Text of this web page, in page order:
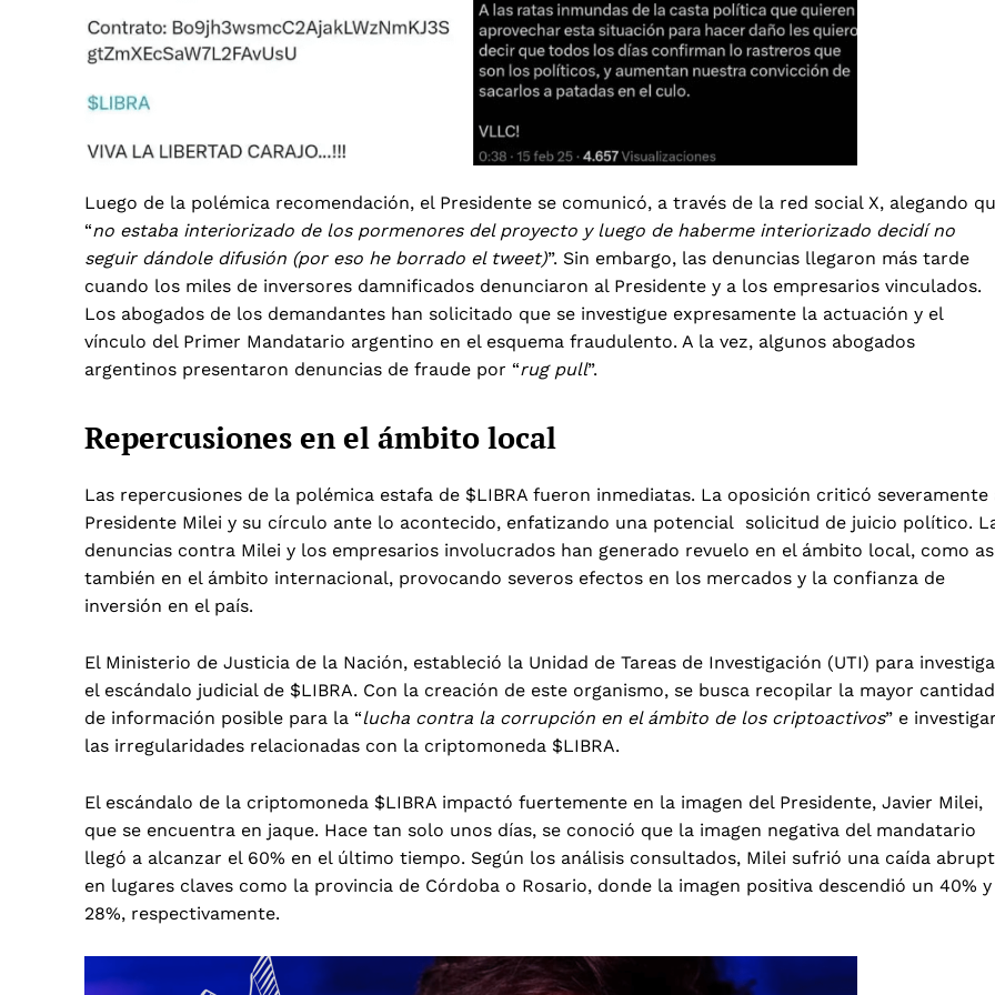
Luego de la polémica recomendación, el Presidente se comunicó, a través de la red social X, alegando
“no estaba interiorizado de los pormenores del proyecto y luego de haberme interiorizado decidí no
seguir dándole difusión (por eso he borrado el tweet)”. Sin embargo, las denuncias llegaron más tarde
cuando los miles de inversores damnificados denunciaron al Presidente y a los empresarios vinculados.
Los abogados de los demandantes han solicitado que se investigue expresamente la actuación y el
vínculo del Primer Mandatario argentino en el esquema fraudulento. A la vez, algunos abogados
argentinos presentaron denuncias de fraude por “rug pull”.
Repercusiones en el ámbito local
Las repercusiones de la polémica estafa de $LIBRA fueron inmediatas. La oposición criticó severamente
Presidente Milei y su círculo ante lo acontecido, enfatizando una potencial solicitud de juicio político.
denuncias contra Milei y los empresarios involucrados han generado revuelo en el ámbito local, como
también en el ámbito internacional, provocando severos efectos en los mercados y la confianza de
inversión en el país.
El Ministerio de Justicia de la Nación, estableció la Unidad de Tareas de Investigación (UTI) para
el escándalo judicial de $LIBRA. Con la creación de este organismo, se busca recopilar la mayor cantidad
de información posible para la “lucha contra la corrupción en el ámbito de los criptoactivos” e investigar
las irregularidades relacionadas con la criptomoneda $LIBRA.
El escándalo de la criptomoneda $LIBRA impactó fuertemente en la imagen del Presidente, Javier Milei,
que se encuentra en jaque. Hace tan solo unos días, se conoció que la imagen negativa del mandatario
llegó a alcanzar el 60% en el último tiempo. Según los análisis consultados, Milei sufrió una caída
en lugares claves como la provincia de Córdoba o Rosario, donde la imagen positiva descendió un 40% y
28%, respectivamente.